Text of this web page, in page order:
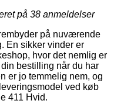
på 38 anmeldelser
på nuværende
En sikker vinder er
hvor det nemlig er
bestilling når du har
er jo temmelig nem, og
ved køb
411 Hvid.